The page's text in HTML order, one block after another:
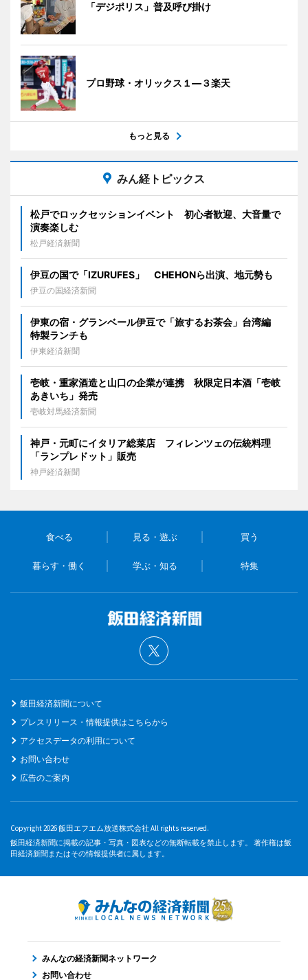
「デジポリス」普及呼び掛け
プロ野球・オリックス１―３楽天
もっと見る
みん経トピックス
松戸でロックセッションイベント 初心者歓迎、大音量で
演奏楽しむ
松戸経済新聞
伊豆の国で「IZURUFES」 CHEHONら出演、地元勢も
伊豆の国経済新聞
伊東の宿・グランベール伊豆で「旅するお茶会」台湾編
特製ランチも
伊東経済新聞
壱岐・重家酒造と山口の企業が連携 秋限定日本酒「壱岐
あきいち」発売
壱岐対馬経済新聞
神戸・元町にイタリア総菜店 フィレンツェの伝統料理
「ランプレドット」販売
神戸経済新聞
食べる 見る・遊ぶ 買う
暮らす・働く 学ぶ・知る 特集
飯田経済新聞について
プレスリリース・情報提供はこちらから
アクセスデータの利用について
お問い合わせ
広告のご案内
Copyright 2026 飯田エフエム放送株式会社 All rights reserved.
飯田経済新聞に掲載の記事・写真・図表などの無断転載を禁止します。 著作権は飯
田経済新聞またはその情報提供者に属します。
みんなの経済新聞ネットワーク
お問い合わせ